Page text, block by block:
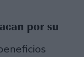
por su